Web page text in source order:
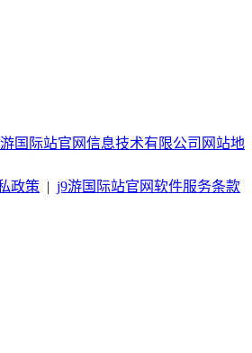
国际站官网信息技术有限公司 网站地
政策 | j9游国际站官网软件服务条款